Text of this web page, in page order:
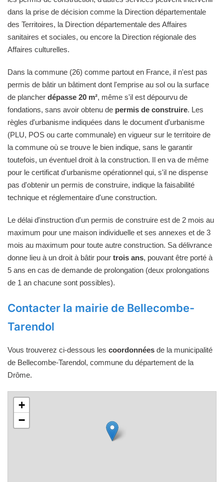
dans la prise de décision comme la Direction départementale
des Territoires, la Direction départementale des Affaires
sanitaires et sociales, ou encore la Direction régionale des
Affaires culturelles.
Dans la commune (26) comme partout en France, il n'est pas
permis de bâtir un bâtiment dont l'emprise au sol ou la surface
de plancher dépasse 20 m², même s'il est dépourvu de
fondations, sans avoir obtenu de permis de construire. Les
règles d'urbanisme indiquées dans le document d'urbanisme
(PLU, POS ou carte communale) en vigueur sur le territoire de
la commune où se trouve le bien indique, sans le garantir
toutefois, un éventuel droit à la construction. Il en va de même
pour le certificat d'urbanisme opérationnel qui, s'il ne dispense
pas d'obtenir un permis de construire, indique la faisabilité
technique et réglementaire d'une construction.
Le délai d'instruction d'un permis de construire est de 2 mois au
maximum pour une maison individuelle et ses annexes et de 3
mois au maximum pour toute autre construction. Sa délivrance
donne lieu à un droit à bâtir pour trois ans, pouvant être porté à
5 ans en cas de demande de prolongation (deux prolongations
de 1 an chacune sont possibles).
Contacter la mairie de Bellecombe-
Tarendol
Vous trouverez ci-dessous les coordonnées de la municipalité
de Bellecombe-Tarendol, commune du département de la
Drôme.
+
−